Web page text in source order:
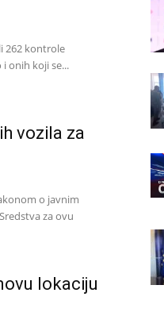
262 kontrole
onih koji se...
vozila za
o javnim
za ovu
lokaciju